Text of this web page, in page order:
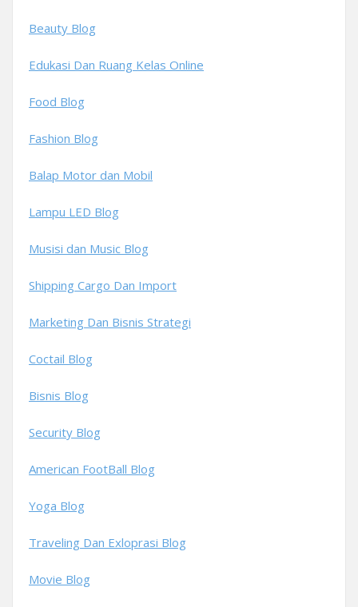
Beauty Blog
Edukasi Dan Ruang Kelas Online
Food Blog
Fashion Blog
Balap Motor dan Mobil
Lampu LED Blog
Musisi dan Music Blog
Shipping Cargo Dan Import
Marketing Dan Bisnis Strategi
Coctail Blog
Bisnis Blog
Security Blog
American FootBall Blog
Yoga Blog
Traveling Dan Exloprasi Blog
Movie Blog